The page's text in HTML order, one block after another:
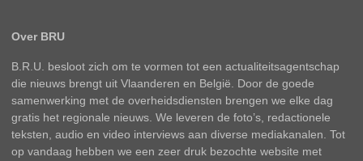
Over BRU
B.R.U. besloot zich om te vormen tot een actualiteitsagentschap
die nieuws brengt uit Vlaanderen en België. Door de goede
samenwerking met de overheidsdiensten brengen we elke dag
gratis het regionale nieuws. We leveren de foto’s, redactionele
teksten, audio en video interviews aan diverse mediakanalen. Tot
op vandaag hebben we een zeer druk bezochte website met